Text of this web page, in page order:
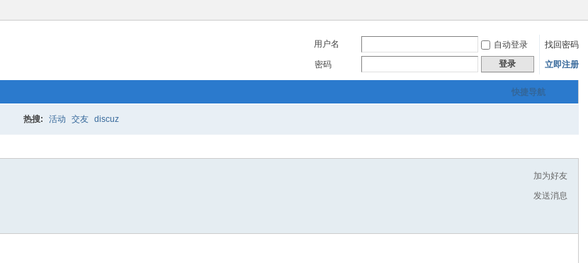
用户名 自动登录
找回密码
密码
登录 立即注册
快捷导航
热搜: 活动 交友 discuz
加为好友
发送消息